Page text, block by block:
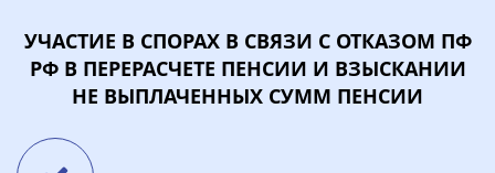
УЧАСТИЕ В СПОРАХ В СВЯЗИ С ОТКАЗОМ ПФ
РФ В ПЕРЕРАСЧЕТЕ ПЕНСИИ И ВЗЫСКАНИИ
НЕ ВЫПЛАЧЕННЫХ СУММ ПЕНСИИ